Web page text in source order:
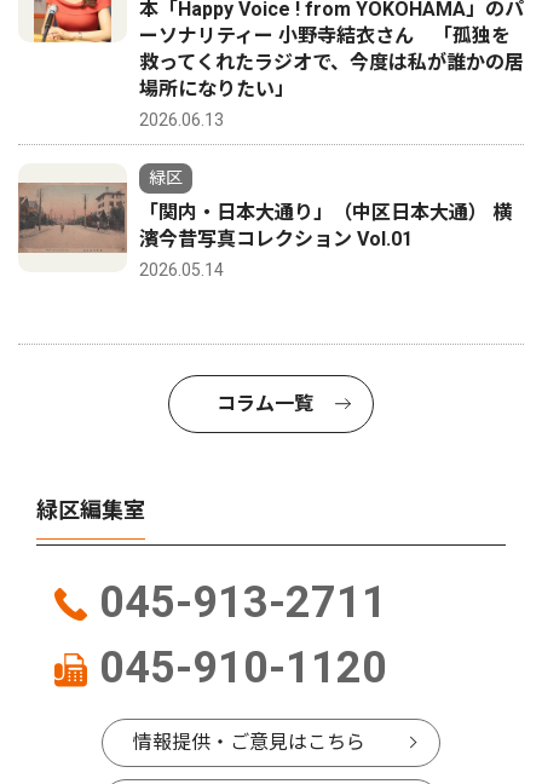
本「Happy Voice ! from YOKOHAMA」のパ
ーソナリティー 小野寺結衣さん 「孤独を
救ってくれたラジオで、今度は私が誰かの居
場所になりたい」
2026.06.13
緑区
「関内・日本大通り」（中区日本大通） 横
濱今昔写真コレクション Vol.01
2026.05.14
コラム一覧
緑区編集室
045-913-2711
045-910-1120
情報提供・ご意見はこちら